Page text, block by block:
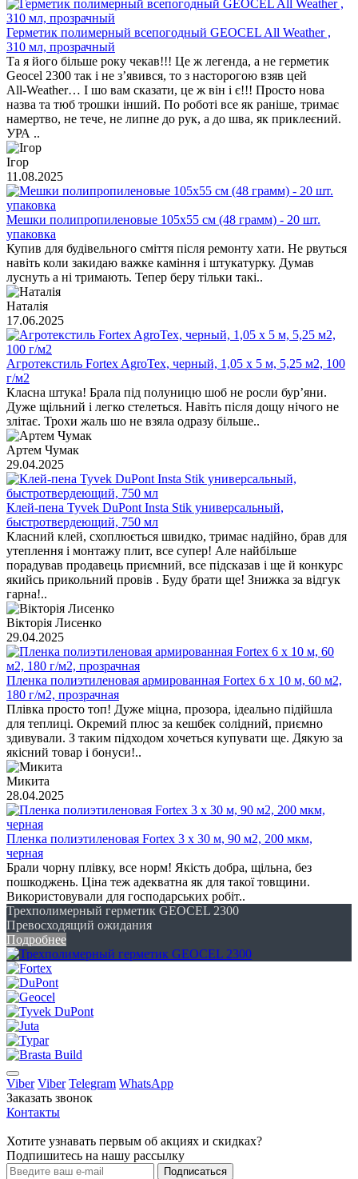
Герметик полимерный всепогодный GEOCEL All Weather ,
310 мл, прозрачный
Та я його більше року чекав!!! Це ж легенда, а не герметик
Geocel 2300 так і не з’явився, то з насторогою взяв цей
All‑Weather… І шо вам сказати, це ж він і є!!! Просто нова
назва та тюб трошки інший. По роботі все як раніше, тримає
намертво, не тече, не липне до рук, а до шва, як приклеєний.
УРА ..
Ігор
11.08.2025
Мешки полипропиленовые 105х55 см (48 грамм) - 20 шт.
упаковка
Купив для будівельного сміття після ремонту хати. Не рвуться
навіть коли закидаю важке каміння і штукатурку. Думав
луснуть а ні тримають. Тепер беру тільки такі..
Наталія
17.06.2025
Агротекстиль Fortex AgroTex, черный, 1,05 х 5 м, 5,25 м2, 100
г/м2
Класна штука! Брала під полуницю шоб не росли бур’яни.
Дуже щільний і легко стелеться. Навіть після дощу нічого не
злітає. Трохи жаль шо не взяла одразу більше..
Артем Чумак
29.04.2025
Клей-пена Tyvek DuPont Insta Stik универсальный,
быстротвердеющий, 750 мл
Класний клей, схоплюється швидко, тримає надійно, брав для
утеплення і монтажу плит, все супер! Але найбільше
порадував продавець приємний, все підсказав і ще й конкурс
якийсь прикольний провів . Буду брати ще! Знижка за відгук
гарна!..
Вікторія Лисенко
29.04.2025
Пленка полиэтиленовая армированная Fortex 6 x 10 м, 60 м2,
180 г/м2, прозрачная
Плівка просто топ! Дуже міцна, прозора, ідеально підійшла
для теплиці. Окремий плюс за кешбек солідний, приємно
здивували. З таким підходом хочеться купувати ще. Дякую за
якісний товар і бонуси!..
Микита
28.04.2025
Пленка полиэтиленовая Fortex 3 х 30 м, 90 м2, 200 мкм,
черная
Брали чорну плівку, все норм! Якість добра, щільна, без
пошкоджень. Ціна теж адекватна як для такої товщини.
Використовували для господарських робіт..
Трехполимерный герметик GEOCEL 2300
Превосходящий ожидания
Подробнее
Viber Viber Telegram WhatsApp
Заказать звонок
Контакты
Хотите узнавать первым об акциях и скидках?
Подпишитесь на нашу рассылку
Подписаться